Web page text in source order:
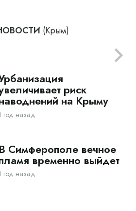
(Крым)
риск
на Крыму
год назад
В Симферополе вечное
временно выйдет
год назад